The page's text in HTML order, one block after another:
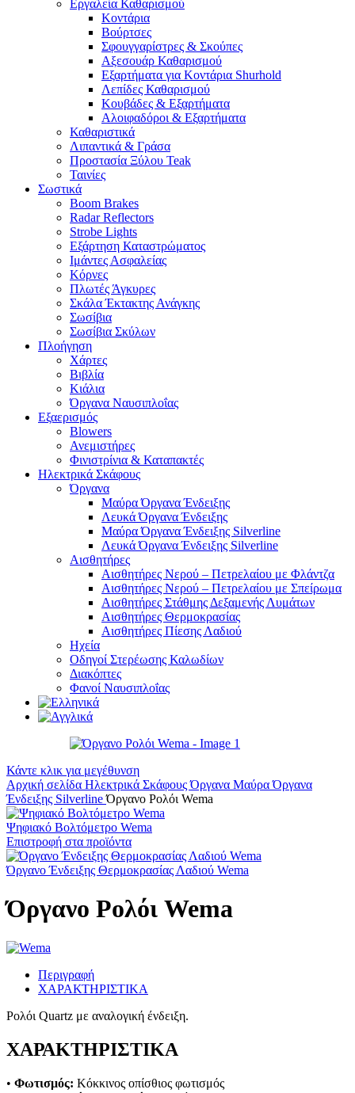
Εργαλεία Καθαρισμού
Κοντάρια
Βούρτσες
Σφουγγαρίστρες & Σκούπες
Αξεσουάρ Καθαρισμού
Εξαρτήματα για Κοντάρια Shurhold
Λεπίδες Καθαρισμού
Κουβάδες & Εξαρτήματα
Αλοιφαδόροι & Εξαρτήματα
Καθαριστικά
Λιπαντικά & Γράσα
Προστασία Ξύλου Teak
Ταινίες
Σωστικά
Boom Brakes
Radar Reflectors
Strobe Lights
Εξάρτηση Καταστρώματος
Ιμάντες Ασφαλείας
Κόρνες
Πλωτές Άγκυρες
Σκάλα Έκτακτης Ανάγκης
Σωσίβια
Σωσίβια Σκύλων
Πλοήγηση
Χάρτες
Βιβλία
Κιάλια
Όργανα Ναυσιπλοΐας
Εξαερισμός
Blowers
Ανεμιστήρες
Φινιστρίνια & Καταπακτές
Ηλεκτρικά Σκάφους
Όργανα
Μαύρα Όργανα Ένδειξης
Λευκά Όργανα Ένδειξης
Μαύρα Όργανα Ένδειξης Silverline
Λευκά Όργανα Ένδειξης Silverline
Αισθητήρες
Αισθητήρες Νερού – Πετρελαίου με Φλάντζα
Αισθητήρες Νερού – Πετρελαίου με Σπείρωμα
Αισθητήρες Στάθμης Δεξαμενής Λυμάτων
Αισθητήρες Θερμοκρασίας
Αισθητήρες Πίεσης Λαδιού
Ηχεία
Οδηγοί Στερέωσης Καλωδίων
Διακόπτες
Φανοί Ναυσιπλοΐας
Κάντε κλικ για μεγέθυνση
Αρχική σελίδα Ηλεκτρικά ΣκάφουςΌργανα Μαύρα Όργανα
Ένδειξης SilverlineΌργανο Ρολόι Wema
Ψηφιακό Βολτόμετρο Wema
Επιστροφή στα προϊόντα
Όργανο Ένδειξης Θερμοκρασίας Λαδιού Wema
Όργανο Ρολόι Wema
Περιγραφή
ΧΑΡΑΚΤΗΡΙΣΤΙΚΑ
Ρολόι Quartz με αναλογική ένδειξη.
ΧΑΡΑΚΤΗΡΙΣΤΙΚΑ
• Φωτισμός: Κόκκινος οπίσθιος φωτισμός